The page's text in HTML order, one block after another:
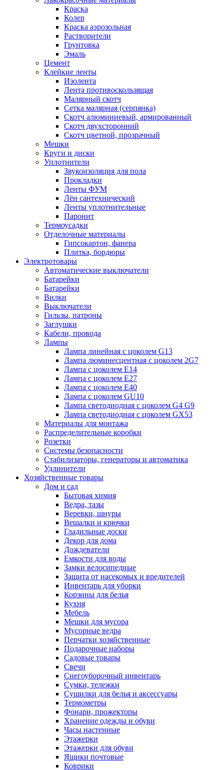
Краска
Колер
Краска аэрозольная
Растворители
Грунтовка
Эмаль
Цемент
Клейкие ленты
Изолента
Лента противоскользящая
Малярный скотч
Сетка малярная (серпянка)
Скотч алюминиевый, армированный
Скотч двухсторонний
Скотч цветной, прозрачный
Мешки
Круги и диски
Уплотнители
Звукоизоляция для пола
Прокладки
Ленты ФУМ
Лён сантехнический
Ленты уплотнительные
Паронит
Термоусадки
Отделочные материалы
Гипсокартон, фанера
Плитка, бордюры
Электротовары
Автоматические выключатели
Батарейки
Батарейки
Вилки
Выключатели
Гильзы, патроны
Заглушки
Кабели, провода
Лампы
Лампа линейная с цоколем G13
Лампа люминесцентная с цоколем 2G7
Лампа с цоколем E14
Лампа с цоколем E27
Лампа с цоколем E40
Лампа с цоколем GU10
Лампа светодиодная с цоколем G4 G9
Лампа светодиодная с цоколем GX53
Материалы для монтажа
Распределительные коробки
Розетки
Системы безопасности
Стабилизаторы, генераторы и автоматика
Удлинители
Хозяйственные товары
Дом и сад
Бытовая химия
Ведра, тазы
Веревки, шнуры
Вешалки и крючки
Гладильные доски
Декор для дома
Дождеватели
Емкости для воды
Замки велосипедные
Защита от насекомых и вредителей
Инвентарь для уборки
Корзины для белья
Кухня
Мебель
Мешки для мусора
Мусорные ведра
Перчатки хозяйственные
Подарочные наборы
Садовые товары
Свечи
Снегоуборочный инвентарь
Сумки, тележки
Сушилки для белья и аксессуары
Термометры
Фонари, прожекторы
Хранение одежды и обуви
Часы настенные
Этажерки
Этажерки для обуви
Ящики почтовые
Коврики